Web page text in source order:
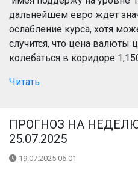
дальнейшем евро ждет
ослабление курса, хотя
случится, что цена валюты
колебаться в коридоре
Читать
ПРОГНОЗ НА
25.07.2025
19.07.2025 06:01